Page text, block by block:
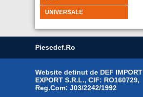
UNIVERSALE
Piesedef.ro
Website detinut de DEF IMPORT
EXPORT S.R.L., CIF: RO160729,
Reg.Com: J03/2242/1992